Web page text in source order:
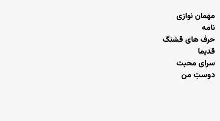
مهمان نوازی
نامه
حرف های قشنگ
قدیما
سرای محبت
دوستِ من